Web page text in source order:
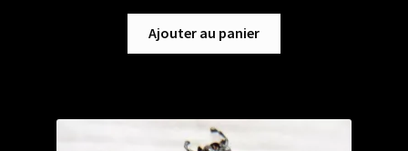
Ajouter au panier